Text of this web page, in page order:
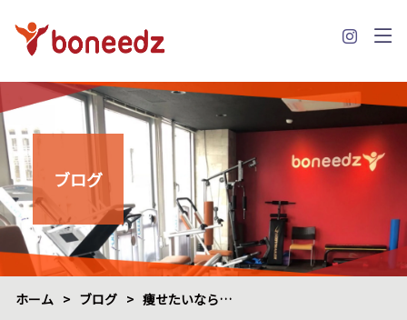
ブログ
ホーム > ブログ > 痩せたいなら…